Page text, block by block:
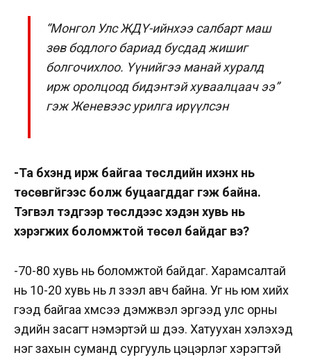
“Монгол Улс ЖДҮ-ийнхээ салбарт маш
зөв бодлого бариад бусдад жишиг
болгочихлоо. Үүнийгээ манай хуралд
ирж оролцоод бидэнтэй хуваалцаач ээ”
гэж Женевээс урилга ирүүлсэн
-Та бүхэнд ирж байгаа төслүүдийн ихэнх нь
төсөвгүйгээс болж буцаагддаг гэж байна.
Тэгвэл тэдгээр төслүүдээс хэдэн хувь нь
хэрэгжих боломжтой төсөл байдаг вэ?
-70-80 хувь нь боломжтой байдаг. Харамсалтай
нь 10-20 хувь нь л зээл авч байна. Уг нь юм хийх
гээд байгаа хүмүүсээ дэмжвэл эргээд улс орны
эдийн засагт нэмэртэй шүү дээ. Хатуухан хэлэхэд
нэг захын суманд сургууль цэцэрлэг хэрэгтэй